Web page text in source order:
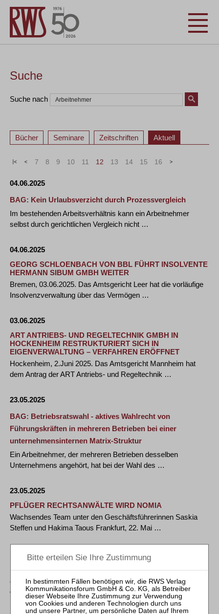
Suche
Suche nach
Bücher Seminare Zeitschriften Aktuell
« < 7 8 9 10 11 12 13 14 15 16 >
04.06.2025
BAG: Kein Urlaubsverzicht durch Prozessvergleich
Im bestehenden Arbeitsverhältnis kann ein Arbeitnehmer
selbst durch gerichtlichen Vergleich nicht …
04.06.2025
GEORG SCHLOENBACH VON BBL FÜHRT INSOLVENTE
HERMANN SIBUM GMBH WEITER
Bremen, 03.06.2025. Das Amtsgericht Leer hat die vorläufige
Insolvenzverwaltung über das Vermögen …
03.06.2025
ART ANTRIEBS- UND REGELTECHNIK GMBH IN
HOCKENHEIM RESTRUKTURIERT SICH IN
EIGENVERWALTUNG – VERFAHREN ERÖFFNET
Hockenheim, 2.Juni 2025. Das Amtsgericht Mannheim hat
dem Antrag der ART Antriebs- und Regeltechnik …
23.05.2025
BAG: Betriebsratswahl - aktives Wahlrecht von
Führungskräften in mehreren Betrieben bei einer
unternehmensinternen Matrix-Struktur
Ein Arbeitnehmer, der mehreren Betrieben desselben
Unternehmens angehört, hat bei der Wahl des …
23.05.2025
PFLÜGER RECHTSANWÄLTE WIRD NOMIA
Wachsendes Team unter den Geschäftsführerinnen Saskia
Steffen und Hakima Taous Frankfurt, 22. Mai …
12.05.2025
BAG: Schadenersatz nach Datenschutz-
Grundverordnung (DSGVO) - Betriebsvereinbarung -
Workday
Ein Arbeitnehmer kann einen Anspruch auf Schadenersatz